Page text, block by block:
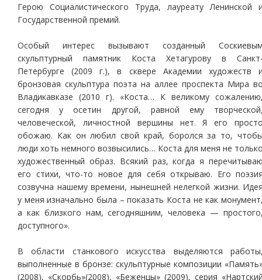
Герою Социалистического Труда, лауреату Ленинской
Государственной премий.
Особый интерес вызывают созданный
скульптурный памятник Коста Хетагурову в
Петербурге (2009 г.), в сквере Академии художеств
бронзовая скульптура поэта на аллее проспекта Мира
Владикавказе (2010 г). «Коста… К великому
сегодня у осетин другой, равной ему
человеческой, личностной вершины нет. Я его
обожаю. Как он любил свой край, боролся за то,
люди хоть немного возвысились… Коста для меня не
художественный образ. Всякий раз, когда я
его стихи, что-то новое для себя открываю. Его
созвучна нашему времени, нынешней нелегкой жизни.
у меня изначально была – показать Коста не как
а как близкого нам, сегодняшним, человека —
доступного».
В области станкового искусства выделяются
выполненные в бронзе: скульптурные композиции
(2008), «Скорбь»(2008), «Беженцы» (2009), серия